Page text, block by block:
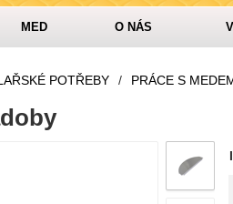
MED O NÁS
POTŘEBY / PRÁCE S